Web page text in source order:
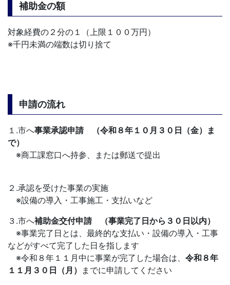
補助金の額
対象経費の２分の１（上限１００万円）
※千円未満の端数は切り捨て
申請の流れ
１.市へ事業承認申請 （令和８年１０月３０日（金）ま
で）
※商工課窓口へ持参、または郵送で提出
２.承認を受けた事業の実施
※設備の導入・工事施工・支払いなど
３.市へ補助金交付申請 （事業完了日から３０日以内）
※事業完了日とは、最終的な支払い・設備の導入・工事
などがすべて完了した日を指します
※令和８年１１月中に事業が完了した場合は、 令和８年
１１ 月３０日（月） までに申請してください